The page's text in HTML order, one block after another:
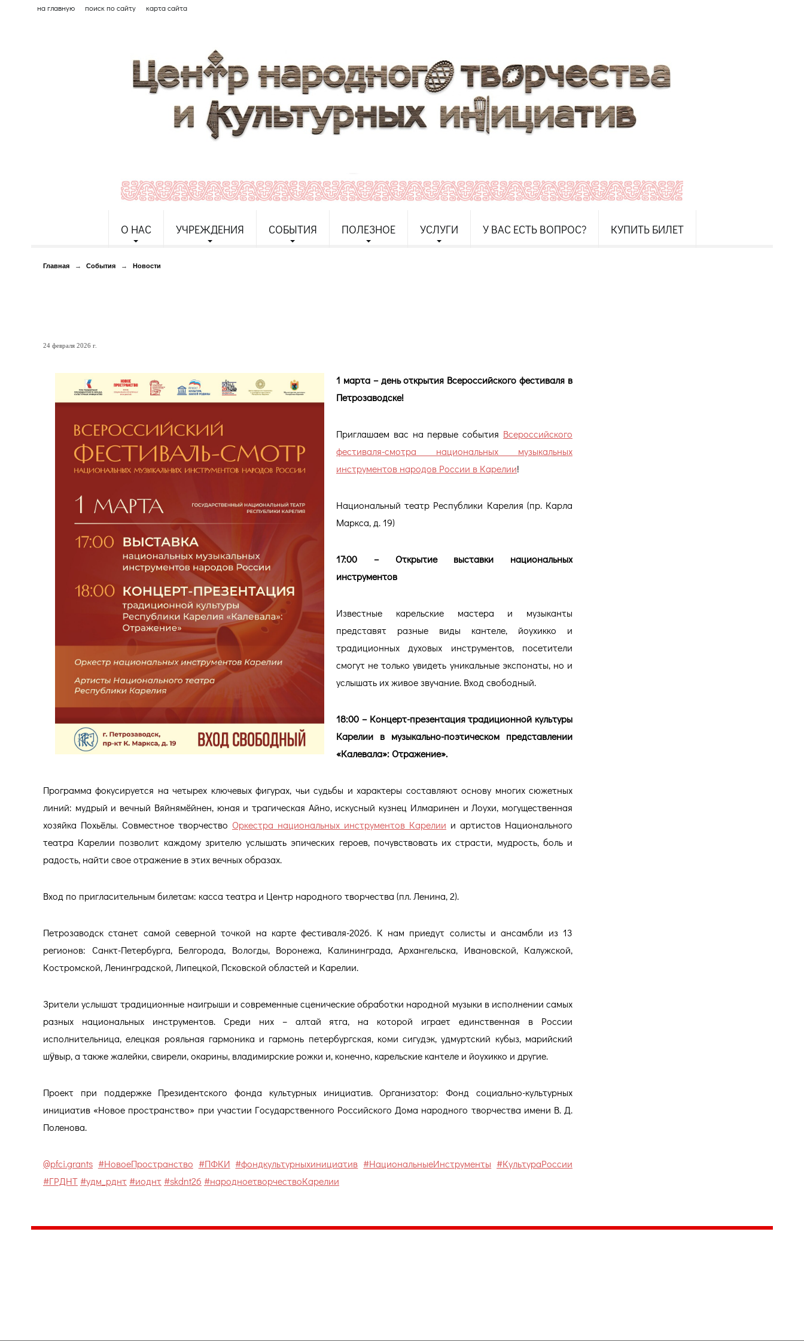
на главную поиск по сайту карта сайта
О НАС УЧРЕЖДЕНИЯ СОБЫТИЯ ПОЛЕЗНОЕ УСЛУГИ У ВАС ЕСТЬ ВОПРОС? КУПИТЬ БИЛЕТ
Главная → События → Новости
24 февраля 2026 г.
1 марта – день открытия Всероссийского фестиваля в
Петрозаводске!
Приглашаем вас на первые события Всероссийского
фестиваля-смотра национальных музыкальных
инструментов народов России в Карелии!
Национальный театр Республики Карелия (пр. Карла
Маркса, д. 19)
17:00 – Открытие выставки национальных
инструментов
Известные карельские мастера и музыканты
представят разные виды кантеле, йоухикко и
традиционных духовых инструментов, посетители
смогут не только увидеть уникальные экспонаты, но и
услышать их живое звучание. Вход свободный.
18:00 – Концерт-презентация традиционной культуры
Карелии в музыкально-поэтическом представлении
«Калевала»: Отражение».
Программа фокусируется на четырех ключевых фигурах, чьи судьбы и характеры составляют основу многих сюжетных
линий: мудрый и вечный Вяйнямёйнен, юная и трагическая Айно, искусный кузнец Илмаринен и Лоухи, могущественная
хозяйка Похьёлы. Совместное творчество Оркестра национальных инструментов Карелии и артистов Национального
театра Карелии позволит каждому зрителю услышать эпических героев, почувствовать их страсти, мудрость, боль и
радость, найти свое отражение в этих вечных образах.
Вход по пригласительным билетам: касса театра и Центр народного творчества (пл. Ленина, 2).
Петрозаводск станет самой северной точкой на карте фестиваля-2026. К нам приедут солисты и ансамбли из 13
регионов: Санкт-Петербурга, Белгорода, Вологды, Воронежа, Калининграда, Архангельска, Ивановской, Калужской,
Костромской, Ленинградской, Липецкой, Псковской областей и Карелии.
Зрители услышат традиционные наигрыши и современные сценические обработки народной музыки в исполнении самых
разных национальных инструментов. Среди них – алтай ятга, на которой играет единственная в России
исполнительница, елецкая рояльная гармоника и гармонь петербургская, коми сигудэк, удмуртский кубыз, марийский
шӱвыр, а также жалейки, свирели, окарины, владимирские рожки и, конечно, карельские кантеле и йоухикко и другие.
Проект при поддержке Президентского фонда культурных инициатив. Организатор: Фонд социально-культурных
инициатив «Новое пространство» при участии Государственного Российского Дома народного творчества имени В. Д.
Поленова.
@pfci.grants #НовоеПространство #ПФКИ #фондкультурныхинициатив #НациональныеИнструменты #КультураРоссии
#ГРДНТ #удм_рднт #иоднт #skdnt26 #народноетворчествоКарелии